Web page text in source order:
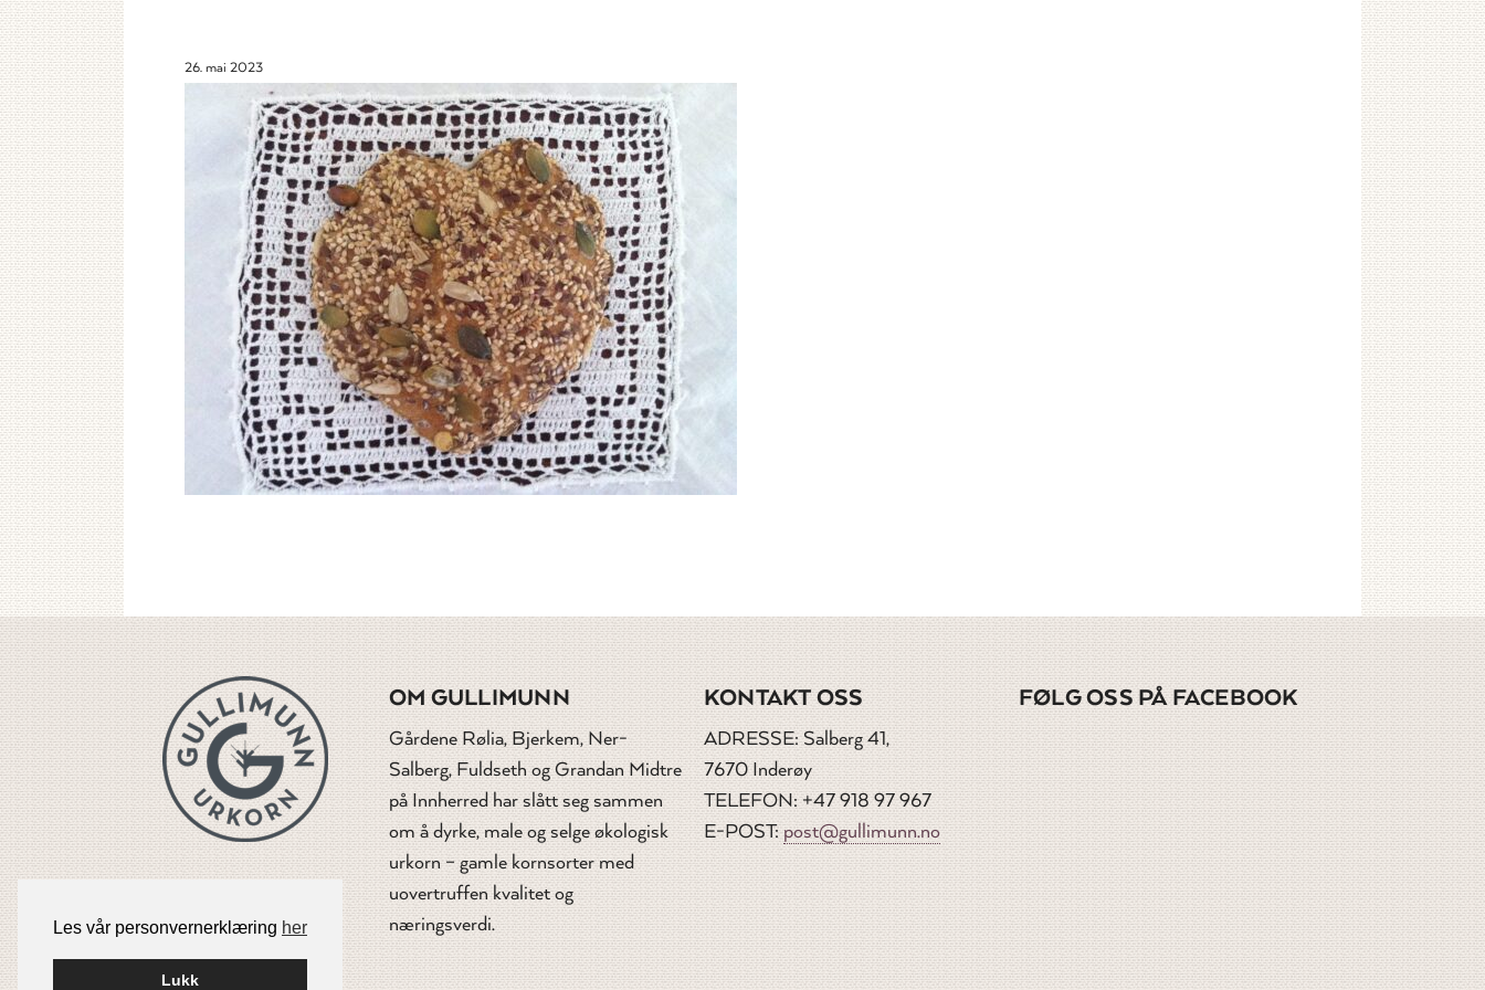
Les vår personvernerklæring her
Lukk
26. mai 2023
OM GULLIMUNN
Gårdene Rølia, Bjerkem, Ner-
Salberg, Fuldseth og Grandan Midtre
på Innherred har slått seg sammen
om å dyrke, male og selge økologisk
urkorn – gamle kornsorter med
uovertruffen kvalitet og
næringsverdi.
KONTAKT OSS
ADRESSE: Salberg 41,
7670 Inderøy
TELEFON: +47 918 97 967
E-POST:post@gullimunn.no
FØLG OSS PÅ FACEBOOK